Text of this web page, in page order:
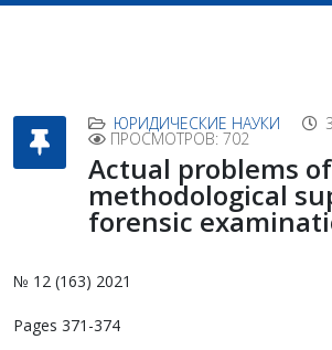
ЮРИДИЧЕСКИЕ НАУКИ
ПРОСМОТРОВ: 702
Actual problems of
methodological
forensic
№ 12 (163) 2021
Pages 371-374